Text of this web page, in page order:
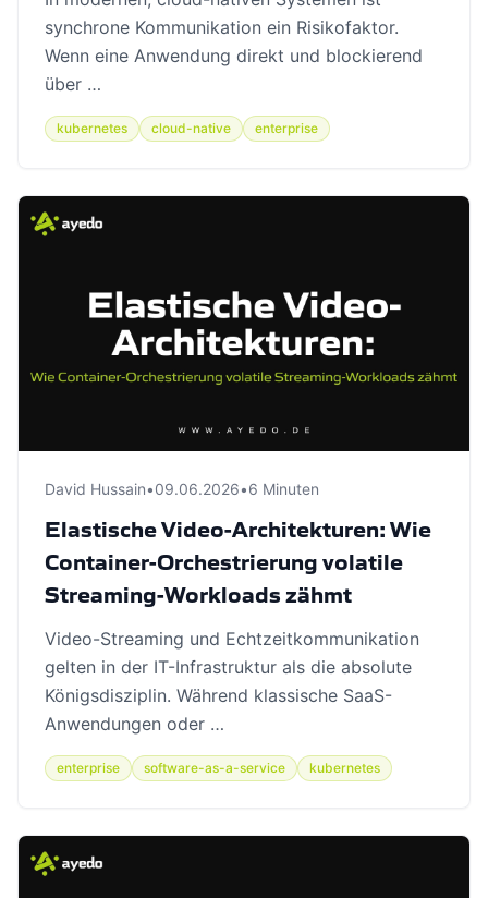
synchrone Kommunikation ein Risikofaktor.
Wenn eine Anwendung direkt und blockierend
über …
kubernetes cloud-native enterprise
David Hussain•09.06.2026•6 Minuten
Elastische Video-Architekturen: Wie
Container-Orchestrierung volatile
Streaming-Workloads zähmt
Video-Streaming und Echtzeitkommunikation
gelten in der IT-Infrastruktur als die absolute
Königsdisziplin. Während klassische SaaS-
Anwendungen oder …
enterprise software-as-a-service kubernetes